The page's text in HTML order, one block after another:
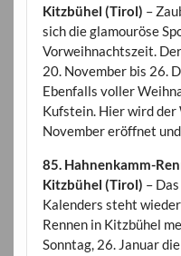
Kitzbühel (Tirol) –
sich die glamouröse
Vorweihnachtszeit.
20. November bis 26.
Ebenfalls voller
Kufstein. Hier wird
November eröffnet
85. Hahnenkamm-
Kitzbühel (Tirol) –
Kalenders steht
Rennen in Kitzbühel
Sonntag, 26. Januar